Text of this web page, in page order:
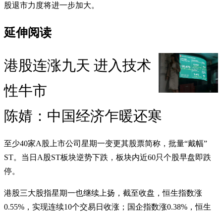
股退市力度将进一步加大。
延伸阅读
港股连涨九天 进入技术
性牛市
陈婧：中国经济乍暖还寒
至少40家A股上市公司星期一变更其股票简称，批量“戴幅”
ST。当日A股ST板块逆势下跌，板块内近60只个股早盘即跌
停。
港股三大股指星期一也继续上扬，截至收盘，恒生指数涨
0.55%，实现连续10个交易日收涨；国企指数涨0.38%，恒生